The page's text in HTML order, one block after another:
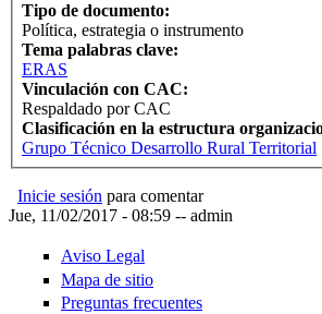
Tipo de documento:
Política, estrategia o instrumento
Tema palabras clave:
ERAS
Vinculación con CAC:
Respaldado por CAC
Clasificación en la estructura
Grupo Técnico Desarrollo Rural Territorial
Inicie sesión para comentar
Jue, 11/02/2017 - 08:59 -- admin
Aviso Legal
Mapa de sitio
Preguntas frecuentes